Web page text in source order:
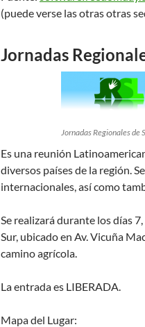
(puede verse las otras otras
Jornadas
Jornadas Regionales de
Es una reunión
diversos países de la región.
internacionales, así como
Se realizará durante los días
Sur, ubicado en Av. Vicuña
camino agrícola.
La entrada es LIBERADA.
Mapa del Lugar: